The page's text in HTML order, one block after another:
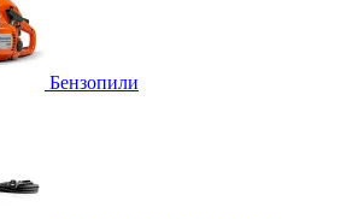
Бензопили